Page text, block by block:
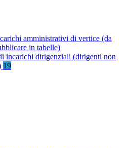
amministrativi di vertice (da
in tabelle)
incarichi dirigenziali (dirigenti non
19